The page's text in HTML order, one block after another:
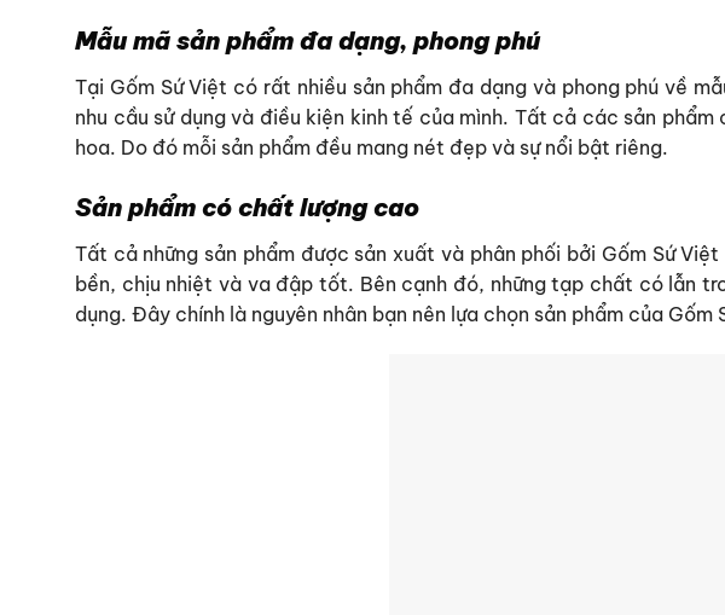
Mẫu mã sản phẩm đa dạng, phong phú
Tại Gốm Sứ Việt có rất nhiều sản phẩm đa dạng và phong phú về
nhu cầu sử dụng và điều kiện kinh tế của mình. Tất cả các sản
hoa. Do đó mỗi sản phẩm đều mang nét đẹp và sự nổi bật riêng.
Sản phẩm có chất lượng cao
Tất cả những sản phẩm được sản xuất và phân phối bởi Gốm Sứ
bền, chịu nhiệt và va đập tốt. Bên cạnh đó, những tạp chất có lẫn
dụng. Đây chính là nguyên nhân bạn nên lựa chọn sản phẩm của Gốm